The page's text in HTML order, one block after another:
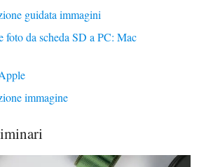
guidata immagini
foto da scheda SD a PC: Mac
immagine